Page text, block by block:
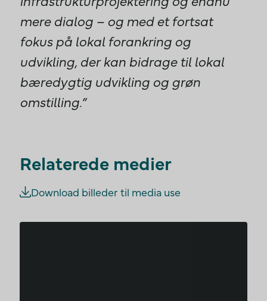
mere dialog – og med et fortsat
fokus på lokal forankring og
udvikling, der kan bidrage til lokal
bæredygtig udvikling og grøn
omstilling.”
Relaterede medier
Download billeder til media use